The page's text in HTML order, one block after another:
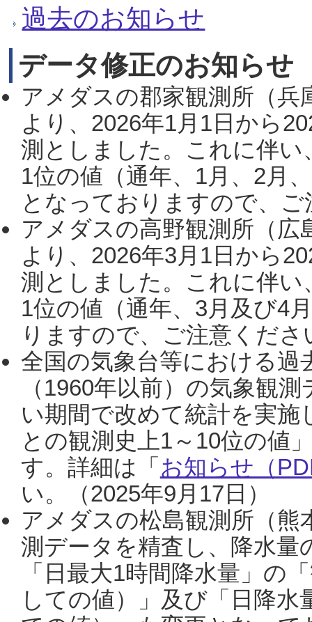
過去のお知らせ
データ修正のお知らせ
アメダスの郡家観測所（
より、2026年1月1日から
測としました。これに伴い
1位の値（通年、1月、2月
となっておりますので、
アメダスの高野観測所（
より、2026年3月1日から
測としました。これに伴い
1位の値（通年、3月及び4
りますので、ご注意くだ
全国の気象台等における過
（1960年以前）の気象観
い期間で改めて統計を実
との観測史上1～10位の値
す。詳細は「 お知らせ（
い。（2025年9月17日）
アメダスの松島観測所（熊
測データを精査し、降水
「日最大1時間降水量」の
しての値）」及び「日降